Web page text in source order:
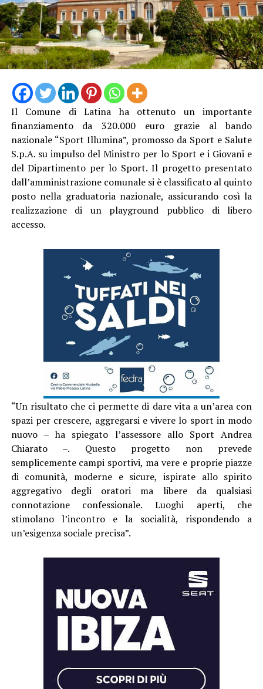
Il Comune di Latina ha ottenuto un importante
finanziamento da 320.000 euro grazie al bando
nazionale “Sport Illumina”, promosso da Sport e Salute
S.p.A. su impulso del Ministro per lo Sport e i Giovani e
del Dipartimento per lo Sport. Il progetto presentato
dall’amministrazione comunale si è classificato al quinto
posto nella graduatoria nazionale, assicurando così la
realizzazione di un playground pubblico di libero
accesso.
“Un risultato che ci permette di dare vita a un’area con
spazi per crescere, aggregarsi e vivere lo sport in modo
nuovo – ha spiegato l’assessore allo Sport Andrea
Chiarato –. Questo progetto non prevede
semplicemente campi sportivi, ma vere e proprie piazze
di comunità, moderne e sicure, ispirate allo spirito
aggregativo degli oratori ma libere da qualsiasi
connotazione confessionale. Luoghi aperti, che
stimolano l’incontro e la socialità, rispondendo a
un’esigenza sociale precisa”.